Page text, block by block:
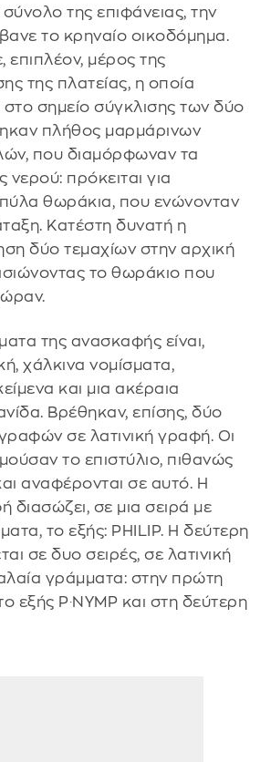
της επιφάνειας, την
το κρηναίο οικοδόμημα.
μέρος της
της πλατείας, η οποία
σημείο σύγκλισης των δύο
πλήθος μαρμάρινων
που διαμόρφωναν τα
πρόκειται για
θωράκια, που ενώνονταν
Κατέστη δυνατή η
δύο τεμαχίων στην αρχική
το θωράκιο που
της ανασκαφής είναι,
χάλκινα νομίσματα,
και μια ακέραια
Βρέθηκαν, επίσης, δύο
σε λατινική γραφή. Οι
το επιστύλιο, πιθανώς
αναφέρονται σε αυτό. Η
διασώζει, σε μια σειρά με
το εξής: PHILIP. Η δεύτερη
σε δυο σειρές, σε λατινική
γράμματα: στην πρώτη
εξής P·NYMP και στη δεύτερη